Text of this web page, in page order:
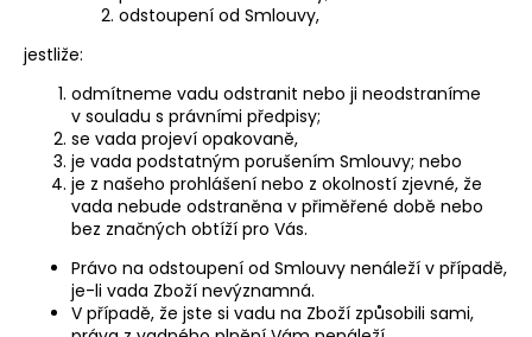
odstoupení od Smlouvy,
jestliže:
odmítneme vadu odstranit nebo ji neodstraníme
v souladu s právními předpisy;
se vada projeví opakovaně,
je vada podstatným porušením Smlouvy; nebo
je z našeho prohlášení nebo z okolností zjevné, že
vada nebude odstraněna v přiměřené době nebo
bez značných obtíží pro Vás.
Právo na odstoupení od Smlouvy nenáleží v případě,
je-li vada Zboží nevýznamná.
V případě, že jste si vadu na Zboží způsobili sami,